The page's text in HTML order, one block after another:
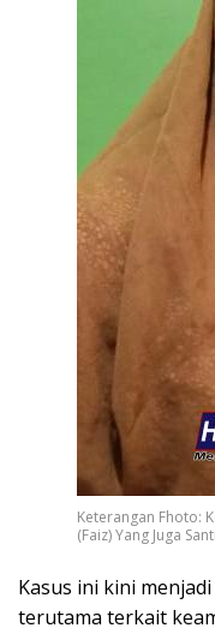
Keterangan Fhoto:
(Faiz) Yang Juga
Kasus ini kini
terutama terkait